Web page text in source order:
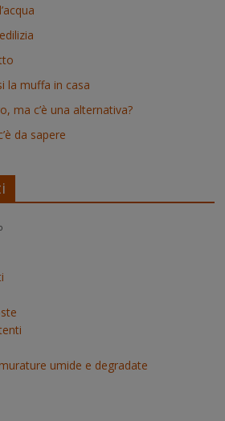
la muffa in casa
ma c’è una alternativa?
da sapere
umide e degradate